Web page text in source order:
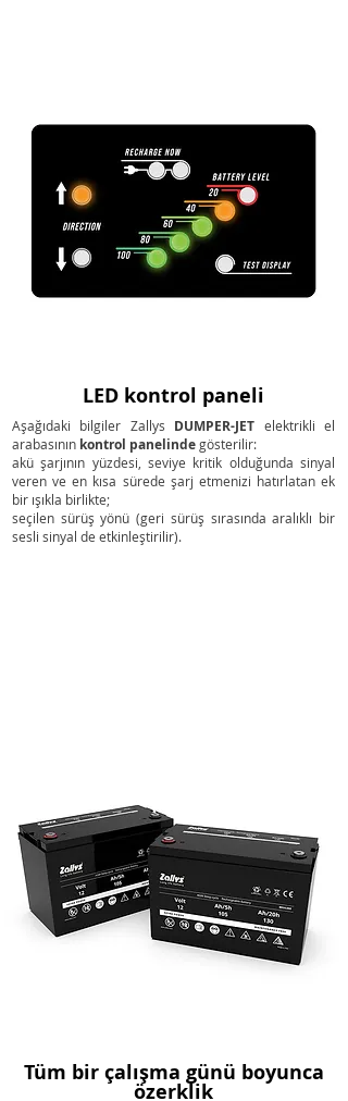
Aşağıdaki bilgiler Zallys DUMPER-JET elektrikli el
arabasının kontrol panelindegösterilir:
akü şarjının yüzdesi, seviye kritik olduğunda sinyal
veren ve en kısa sürede şarj etmenizi hatırlatan ek
bir ışıkla birlikte;
seçilen sürüş yönü (geri sürüş sırasında aralıklı bir
sesli sinyal de etkinleştirilir).
LED kontrol paneli
Tüm bir çalışma günü boyunca
özerklik